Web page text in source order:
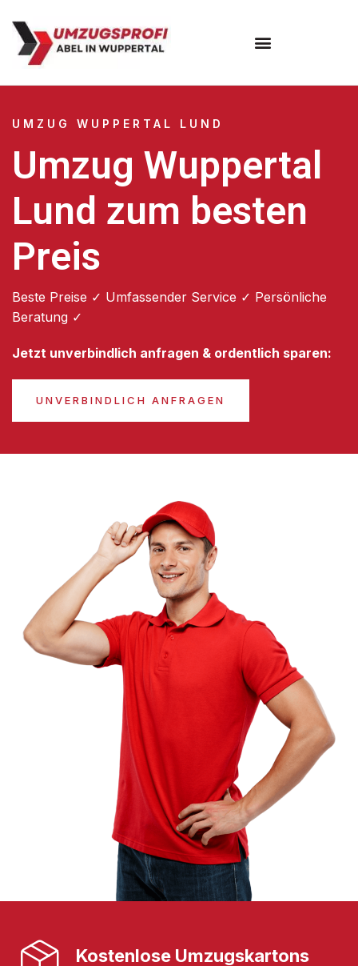
UMZUG WUPPERTAL LUND
Umzug Wuppertal
Lund zum besten
Preis
Beste Preise ✓ Umfassender Service ✓ Persönliche
Beratung ✓
Jetzt unverbindlich anfragen & ordentlich sparen:
UNVERBINDLICH ANFRAGEN
Kostenlose Umzugskartons